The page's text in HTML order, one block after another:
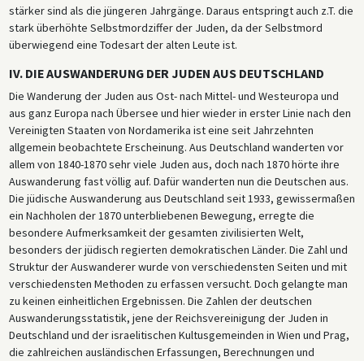
stärker sind als die jüngeren Jahrgänge. Daraus entspringt auch z.T. die
stark überhöhte Selbstmordziffer der Juden, da der Selbstmord
überwiegend eine Todesart der alten Leute ist.
IV. DIE AUSWANDERUNG DER JUDEN AUS DEUTSCHLAND
Die Wanderung der Juden aus Ost- nach Mittel- und Westeuropa und
aus ganz Europa nach Übersee und hier wieder in erster Linie nach den
Vereinigten Staaten von Nordamerika ist eine seit Jahrzehnten
allgemein beobachtete Erscheinung. Aus Deutschland wanderten vor
allem von 1840-1870 sehr viele Juden aus, doch nach 1870 hörte ihre
Auswanderung fast völlig auf. Dafür wanderten nun die Deutschen aus.
Die jüdische Auswanderung aus Deutschland seit 1933, gewissermaßen
ein Nachholen der 1870 unterbliebenen Bewegung, erregte die
besondere Aufmerksamkeit der gesamten zivilisierten Welt,
besonders der jüdisch regierten demokratischen Länder. Die Zahl und
Struktur der Auswanderer wurde von verschiedensten Seiten und mit
verschiedensten Methoden zu erfassen versucht. Doch gelangte man
zu keinen einheitlichen Ergebnissen. Die Zahlen der deutschen
Auswanderungsstatistik, jene der Reichsvereinigung der Juden in
Deutschland und der israelitischen Kultusgemeinden in Wien und Prag,
die zahlreichen ausländischen Erfassungen, Berechnungen und